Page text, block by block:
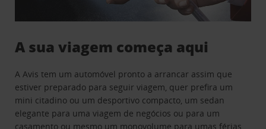
A sua viagem começa aqui
A Avis tem um automóvel pronto a arrancar assim que
estiver preparado para seguir viagem, quer prefira um
mini citadino ou um desportivo compacto, um sedan
elegante para uma viagem de negócios ou para um
casamento ou mesmo um monovolume para umas férias